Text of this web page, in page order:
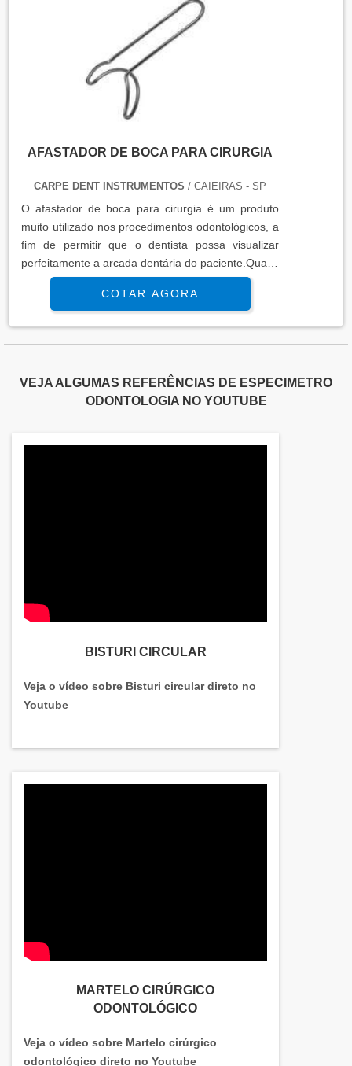
AFASTADOR DE BOCA PARA CIRURGIA
CARPE DENT INSTRUMENTOS / CAIEIRAS - SP
O afastador de boca para cirurgia é um produto
muito utilizado nos procedimentos odontológicos, a
fim de permitir que o dentista possa visualizar
perfeitamente a arcada dentária do paciente.Qual a
utilidade do afastador Mantém a abertura da boca
durante o procedimento; Melhorar a posição da
boca; Maior segurança aos processos de
odontológico pode ser .
COTAR AGORA
VEJA ALGUMAS REFERÊNCIAS DE ESPECIMETRO
ODONTOLOGIA NO YOUTUBE
BISTURI CIRCULAR
Veja o vídeo sobre Bisturi circular direto no
Youtube
MARTELO CIRÚRGICO
ODONTOLÓGICO
Veja o vídeo sobre Martelo cirúrgico
odontológico direto no Youtube